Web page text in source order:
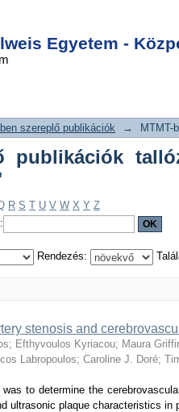
Egyetem -
publikációk
"Dafydd J.
szereplő publikációk → MTMT-
publikációk
R S T U V W X Y Z
Rendezés:
stenosis and
; Efthyvoulos Kyriacou; Maura
Labropoulos; Caroline J. Doré;
to determine the
ultrasonic plaque characteristics